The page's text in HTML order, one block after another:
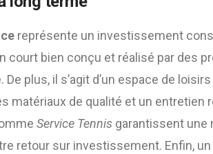
représente un investissement
court bien conçu et réalisé par des
plus, il s’agit d’un espace de
matériaux de qualité et un
Service Tennis garantissent une
retour sur investissement. Enfin,